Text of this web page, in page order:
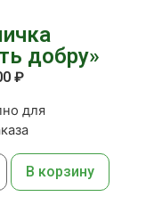
добру»
₽
для
В корзину